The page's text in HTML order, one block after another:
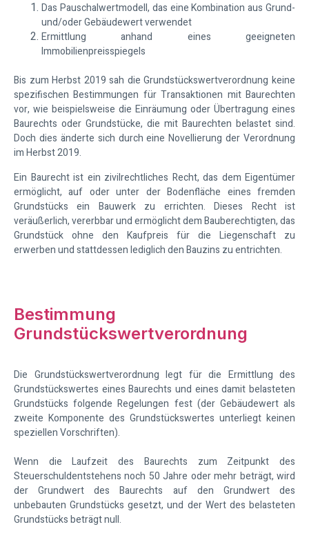
Das Pauschalwertmodell, das eine Kombination aus Grund-
und/oder Gebäudewert verwendet
Ermittlung anhand eines geeigneten
Immobilienpreisspiegels
Bis zum Herbst 2019 sah die Grundstückswertverordnung keine
spezifischen Bestimmungen für Transaktionen mit Baurechten
vor, wie beispielsweise die Einräumung oder Übertragung eines
Baurechts oder Grundstücke, die mit Baurechten belastet sind.
Doch dies änderte sich durch eine Novellierung der Verordnung
im Herbst 2019.
Ein Baurecht ist ein zivilrechtliches Recht, das dem Eigentümer
ermöglicht, auf oder unter der Bodenfläche eines fremden
Grundstücks ein Bauwerk zu errichten. Dieses Recht ist
veräußerlich, vererbbar und ermöglicht dem Bauberechtigten, das
Grundstück ohne den Kaufpreis für die Liegenschaft zu
erwerben und stattdessen lediglich den Bauzins zu entrichten.
Bestimmung
Grundstückswertverordnung
Die Grundstückswertverordnung legt für die Ermittlung des
Grundstückswertes eines Baurechts und eines damit belasteten
Grundstücks folgende Regelungen fest (der Gebäudewert als
zweite Komponente des Grundstückswertes unterliegt keinen
speziellen Vorschriften).
Wenn die Laufzeit des Baurechts zum Zeitpunkt des
Steuerschuldentstehens noch 50 Jahre oder mehr beträgt, wird
der Grundwert des Baurechts auf den Grundwert des
unbebauten Grundstücks gesetzt, und der Wert des belasteten
Grundstücks beträgt null.